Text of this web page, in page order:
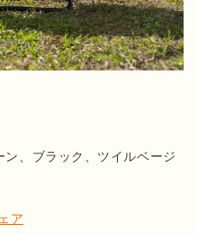
、ブラック、ツイルベージ
ア